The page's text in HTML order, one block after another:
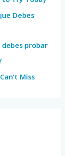
Debes
probar
Miss